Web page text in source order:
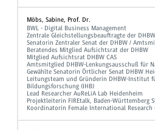
Möbs, Sabine, Prof. Dr.
BWL - Digital Business Management
Zentrale Gleichstellungsbeauftragte der DHBW
Senatorin Zentraler Senat der DHBW /
Beratendes Mitglied Aufsichtsrat der DHBW
Mitglied Aufsichtsrat DHBW CAS
Amtsmitglied DHBW-Lenkungsausschuß für
Gewählte Senatorin Örtlicher Senat DHBW
Leitungsteam und Gründerin DHBW-Institut
Bildungsforschung (IHB)
Lead Researcher AuReLiA Lab Heidenheim
Projektleiterin FIREtalk, Baden-Württemberg
Koordinatorin Female International Research